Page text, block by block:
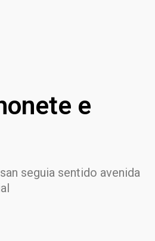
e
seguia sentido avenida